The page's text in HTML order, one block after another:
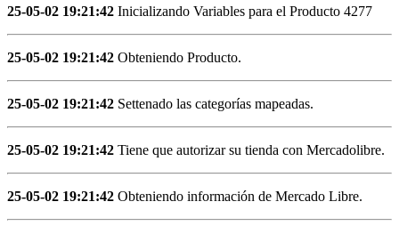
25-05-02 19:21:42 Inicializando Variables para el Producto 4277
25-05-02 19:21:42 Obteniendo Producto.
25-05-02 19:21:42 Settenado las categorías mapeadas.
25-05-02 19:21:42 Tiene que autorizar su tienda con Mercadolibre.
25-05-02 19:21:42 Obteniendo información de Mercado Libre.